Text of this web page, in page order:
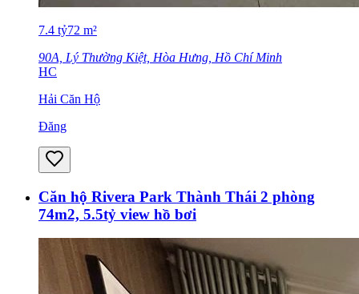
7.4 tỷ72 m²
90A, Lý Thường Kiệt, Hòa Hưng, Hồ Chí Minh
HC
Hải Căn Hộ
Đăng
Căn hộ Rivera Park Thành Thái 2 phòng
74m2, 5.5tỷ view hồ bơi